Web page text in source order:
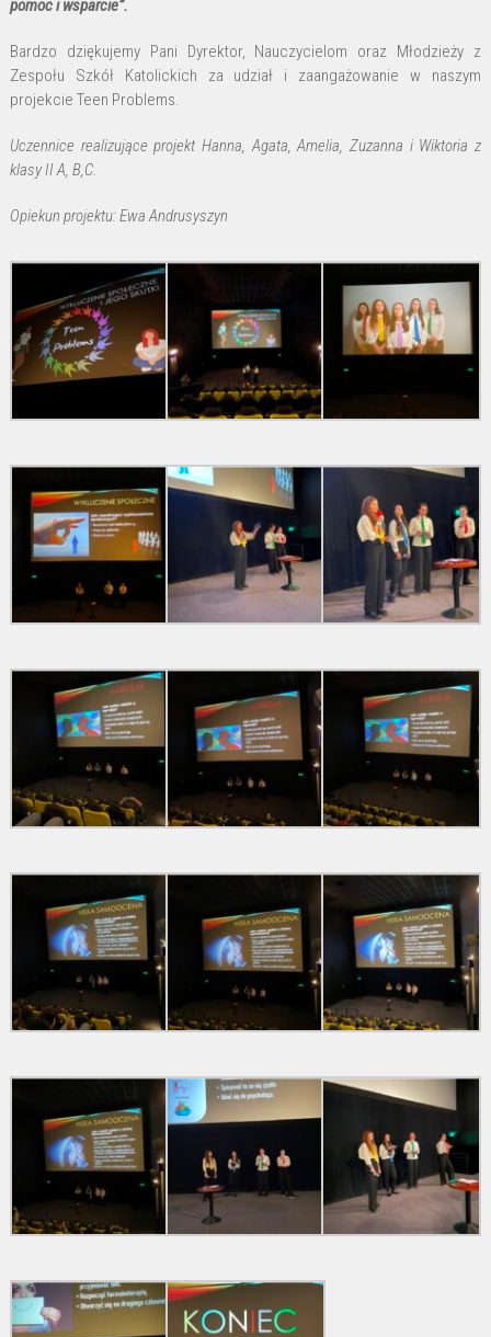
pomoc i wsparcie”.
Bardzo dziękujemy Pani Dyrektor, Nauczycielom oraz Młodzieży z
Zespołu Szkół Katolickich za udział i zaangażowanie w naszym
projekcie Teen Problems.
Uczennice realizujące projekt Hanna, Agata, Amelia, Zuzanna i Wiktoria z
klasy II A, B,C.
Opiekun projektu: Ewa Andrusyszyn